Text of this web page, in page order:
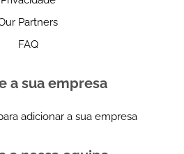
Partners
FAQ
a sua empresa
adicionar a sua empresa